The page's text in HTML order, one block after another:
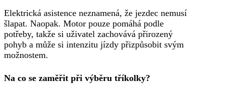
Elektrická asistence neznamená, že jezdec nemusí
šlapat. Naopak. Motor pouze pomáhá podle
potřeby, takže si uživatel zachovává přirozený
pohyb a může si intenzitu jízdy přizpůsobit svým
možnostem.
Na co se zaměřit při výběru tříkolky?